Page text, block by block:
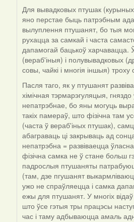
Для вывадковых птушак
яно перстае быць патрэбным
вылуплення птушанят, бо тыя
рухацца за самкай і часта
дапамогай бацькоў харчавацца.
(вераб'іныя) і полувывадковых
совы, чайкі і многія іншыя) троху
Пасля таго, як у птушанят
хімічная тэрмарэгуляцыя,
непатрэбнае, бо яны могуць
такіх памераў, што фізічна там
(часта ў вераб'іных птушак),
абаграваць ці закрываць ад
непатрэбна = развіваецца
фізічна самка не ў стане больш
падрослыя птушаняты
(там, дзе пгушанят
ужо не спраўляецца і самка
ежы для птушанят. У многіх
што ўсе гэтыя тры працэсы
час і таму адбываюцца амаль